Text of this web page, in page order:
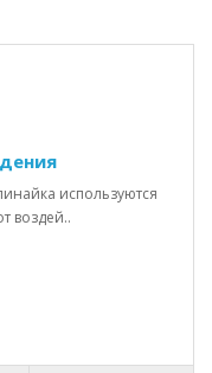
используются
воздей..